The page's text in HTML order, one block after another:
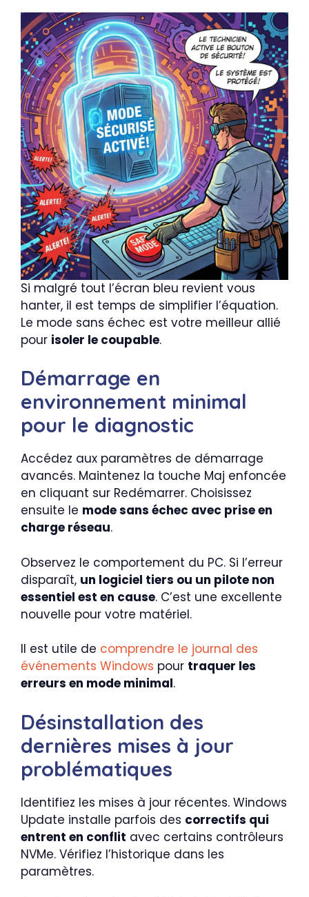
Si malgré tout l’écran bleu revient vous
hanter, il est temps de simplifier l’équation.
Le mode sans échec est votre meilleur allié
pour isoler le coupable.
Démarrage en
environnement minimal
pour le diagnostic
Accédez aux paramètres de démarrage
avancés. Maintenez la touche Maj enfoncée
en cliquant sur Redémarrer. Choisissez
ensuite le mode sans échec avec prise en
charge réseau.
Observez le comportement du PC. Si l’erreur
disparaît, un logiciel tiers ou un pilote non
essentiel est en cause. C’est une excellente
nouvelle pour votre matériel.
Il est utile de comprendre le journal des
événements Windows pour traquer les
erreurs en mode minimal.
Désinstallation des
dernières mises à jour
problématiques
Identifiez les mises à jour récentes. Windows
Update installe parfois des correctifs qui
entrent en conflit avec certains contrôleurs
NVMe. Vérifiez l’historique dans les
paramètres.